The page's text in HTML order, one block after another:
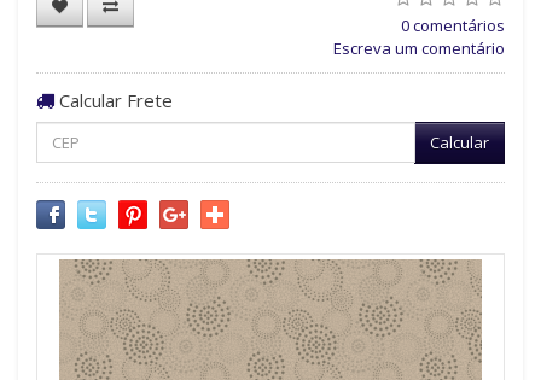
0 comentários
Escreva um comentário
Calcular Frete
Calcular